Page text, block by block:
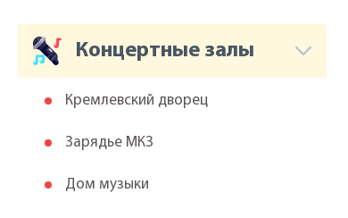
Концертные залы
Кремлевский дворец
Зарядье МКЗ
Дом музыки